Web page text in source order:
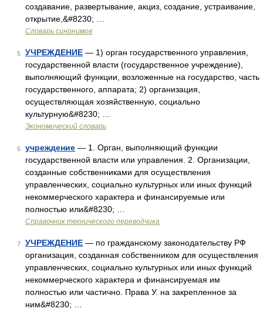
создавание, развертывание, акциз, создание, устраивание,
открытие,&#8230; …
Словарь синонимов
5 УЧРЕЖДЕНИЕ — 1) орган государственного управления,
государственной власти (государственное учреждение),
выполняющий функции, возложенные на государство, часть
государственного, аппарата; 2) организация,
осуществляющая хозяйственную, социально
культурную&#8230; …
Экономический словарь
6 учреждение — 1. Орган, выполняющий функции
государственной власти или управления. 2. Организации,
созданные собственниками для осуществления
управленческих, социально культурных или иных функций
некоммерческого характера и финансируемые или
полностью или&#8230; …
Справочник технического переводчика
7 УЧРЕЖДЕНИЕ — по гражданскому законодательству РФ
организация, созданная собственником для осуществления
управленческих, социально культурных или иных функций
некоммерческого характера и финансируемая им
полностью или частично. Права У. на закрепленное за
ним&#8230; …